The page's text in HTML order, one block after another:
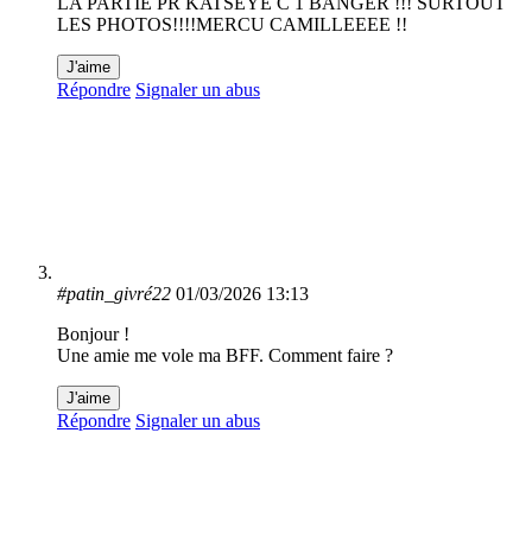
LES PHOTOS!!!!MERCU CAMILLEEEE !!
J'aime
Répondre Signaler un abus
#patin_givré22 01/03/2026 13:13
Bonjour !
Une amie me vole ma BFF. Comment faire ?
J'aime
Répondre Signaler un abus